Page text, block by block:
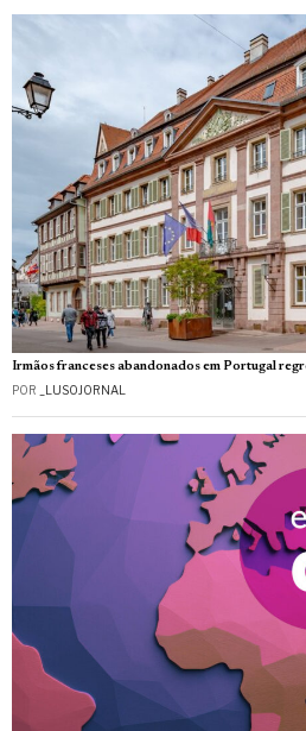
Irmãos franceses abandonados em Portugal
POR _LUSOJORNAL